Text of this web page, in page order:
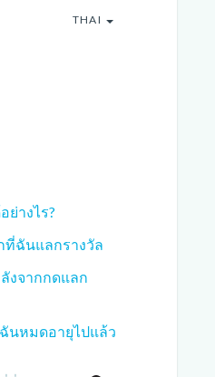
THAI
ย่างไร?
ฉันแลกรางวัล
งจากกดแลก
นหมดอายุไปแล้ว